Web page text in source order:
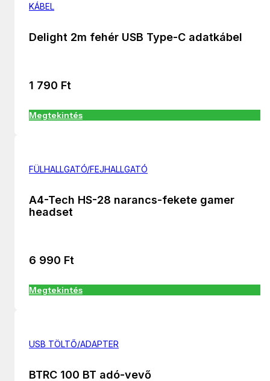
KÁBEL
Delight 2m fehér USB Type-C adatkábel
1 790 Ft
Megtekintés
FÜLHALLGATÓ/FEJHALLGATÓ
A4-Tech HS-28 narancs-fekete gamer
headset
6 990 Ft
Megtekintés
USB TÖLTŐ/ADAPTER
BTRC 100 BT adó-vevő